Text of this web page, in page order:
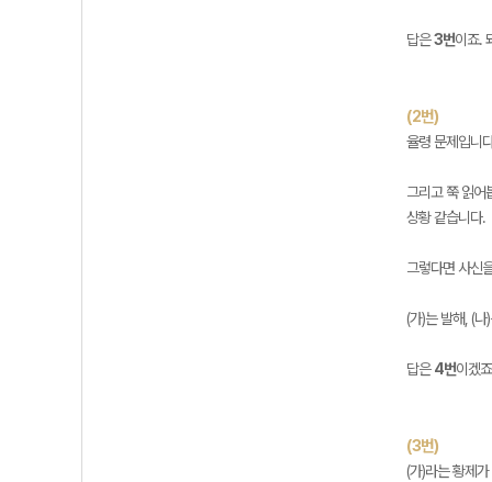
답은3번이죠.
(2번)
율령 문제입니
그리고 쭉 읽어
상황 같습니다.
그렇다면 사신
(가)는 발해, (
답은4번이겠
(3번)
(가)라는 황제